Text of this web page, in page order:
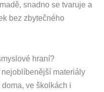
snadno se tvaruje a
bez zbytečného
hraní?
materiály
ve školkách i